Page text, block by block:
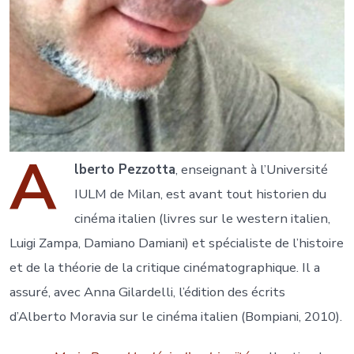
A lberto Pezzotta, enseignant à l’Université
IULM de Milan, est avant tout historien du
cinéma italien (livres sur le western italien,
Luigi Zampa, Damiano Damiani) et spécialiste de l’histoire
et de la théorie de la critique cinématographique. Il a
assuré, avec Anna Gilardelli, l’édition des écrits
d’Alberto Moravia sur le cinéma italien (Bompiani, 2010).